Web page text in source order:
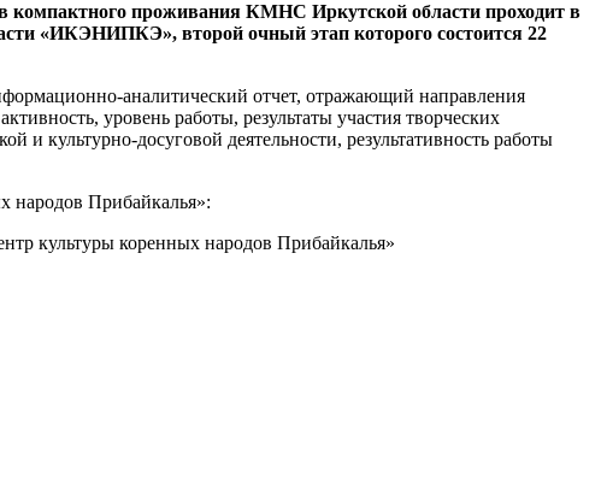
компактного проживания КМНС Иркутской области проходит в
«ИКЭНИПКЭ», второй очный этап которого состоится 22
аналитический отчет, отражающий направления
уровень работы, результаты участия творческих
и культурно-досуговой деятельности, результативность работы
народов Прибайкалья»:
культуры коренных народов Прибайкалья»